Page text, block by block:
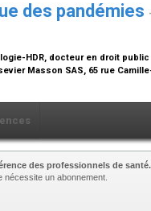
des pandémies
HDR, docteur en droit
Masson SAS, 65 rue
des professionnels de santé.
nécessite un abonnement.